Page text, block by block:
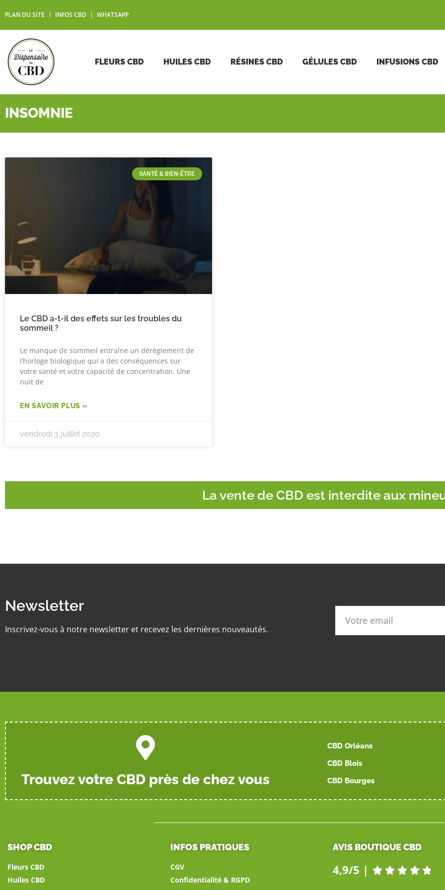
PLAN DU SITE INFOS CBD WHATSAPP
FLEURS CBD HUILES CBD RÉSINES CBD GÉLULES CBD INFUSIONS CBD
INSOMNIE
SANTÉ & BIEN-ÊTRE
Le CBD a-t-il des effets sur les troubles du
sommeil ?
Le manque de sommeil entraîne un dérèglement de
l’horloge biologique qui a des conséquences sur
votre santé et votre capacité de concentration. Une
nuit de
EN SAVOIR PLUS »
vendredi 3 juillet 2020
La vente de CBD est interdite aux
Newsletter
Inscrivez-vous à notre newsletter et recevez les dernières nouveautés.
Trouvez votre CBD près de chez vous
CBD Orléans
CBD Blois
CBD Bourges
SHOP CBD
Fleurs CBD
Huiles CBD
INFOS PRATIQUES
CGV
Confidentialité & RGPD
AVIS BOUTIQUE CBD
4,9/5 |     